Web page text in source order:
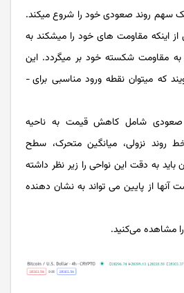
سهم روند صعودی خود را شروع می­کند.
اینکه مقاومت های خود را می­شکند به
مقاومت شکسته خود بر می­گردد. این
برگشت قیمت را پولبک گویند که می­توان نقطه ورود مناسبی برای ­
صعودی شامل کاهش قیمت به ناحیه‌
روند نزولی، میانگین متحرک، سطح
باید به دقت این نواحی را زیر نظر داشته
آن­ها از پایین می تواند به نشان دهنده
را مشاهده می­‌کنید.